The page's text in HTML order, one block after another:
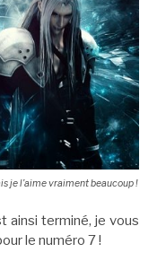
je l’aime vraiment beaucoup !
ainsi terminé, je vous
le numéro 7 !